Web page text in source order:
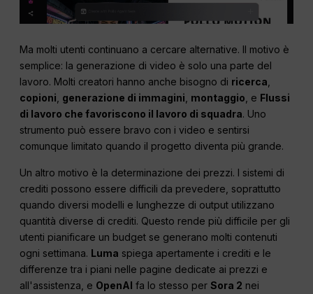
Ma molti utenti continuano a cercare alternative. Il motivo è
semplice: la generazione di video è solo una parte del
lavoro. Molti creatori hanno anche bisogno di ricerca
copioni generazione di immagini montaggio , e Flussi
di lavoro che favoriscono il lavoro di squadra. Uno
strumento può essere bravo con i video e sentirsi
comunque limitato quando il progetto diventa più grande.
Un altro motivo è la determinazione dei prezzi. I sistemi di
crediti possono essere difficili da prevedere, soprattutto
quando diversi modelli e lunghezze di output utilizzano
quantità diverse di crediti. Questo rende più difficile per gli
utenti pianificare un budget se generano molti contenuti
ogni settimana. Luma spiega apertamente i crediti e le
differenze tra i piani nelle pagine dedicate ai prezzi e
all'assistenza, e OpenAI fa lo stesso perSora 2 nei